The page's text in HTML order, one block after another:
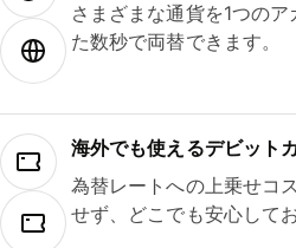
さまざまな通貨を1つの
た数秒で両替できます。
海外でも使えるデビット
為替レートへの上乗せコ
せず、どこでも安心して